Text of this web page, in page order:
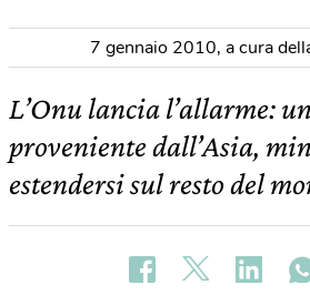
7 gennaio 2010, a cura
L’Onu lancia l’allarme:
proveniente dall’Asia,
estendersi sul resto del